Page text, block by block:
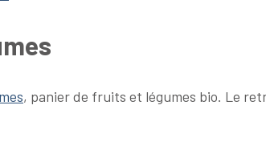
, panier de fruits et légumes bio. Le